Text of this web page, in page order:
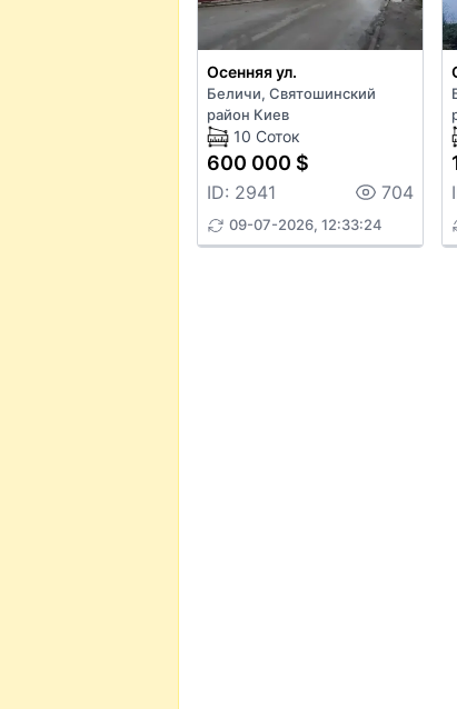
Осенняя ул.
Беличи, Святошинский
район Киев
10 Соток
600 000 $
ID: 2941 704
09-07-2026, 12:33:24